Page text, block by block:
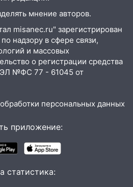
горло: в
с судимым
для женщины
без прав
мопеде и попала в
за криминальное
кроссовер сбил 18-
мнение авторов.
misanec.ru" зарегистрирован
надзору в сфере связи,
и массовых
о регистрации средства
№ФС 77 - 61045 от
персональных данных
приложение:
статистика: